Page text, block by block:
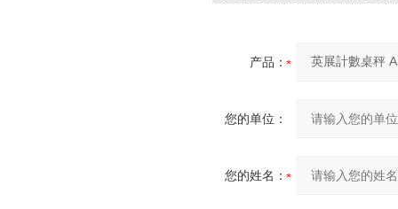
产品：
您的单位：
您的姓名：